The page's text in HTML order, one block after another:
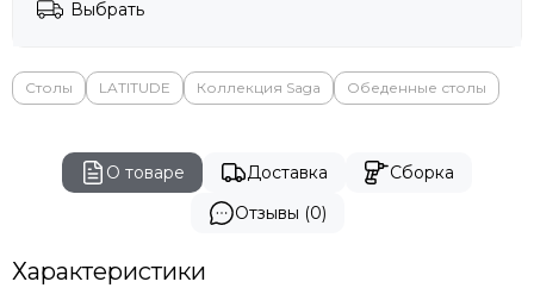
Выбрать
Столы LATITUDE Коллекция Saga Обеденные столы
О товаре Доставка
Сборка
Отзывы (0)
Характеристики